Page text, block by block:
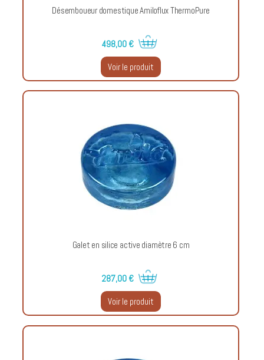
Désemboueur domestique Amiloflux ThermoPure
498,00 €
Voir le produit
Galet en silice active diamètre 6 cm
287,00 €
Voir le produit